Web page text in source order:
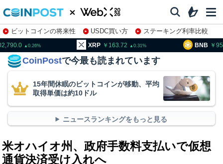
ビットコインの将来性 USDC買い方
ステーキング利率比較
株特集・関連銘柄
0.26 XRP 163.72 0.31 BNB
CoinPostで今最も読まれています
15年間休眠のビットコインが移動、平均
取得単価は約10ドル
ニュースランキングをもっと見る
米オハイオ州、政府手数料支払いで仮想
通貨決済受け入れへ